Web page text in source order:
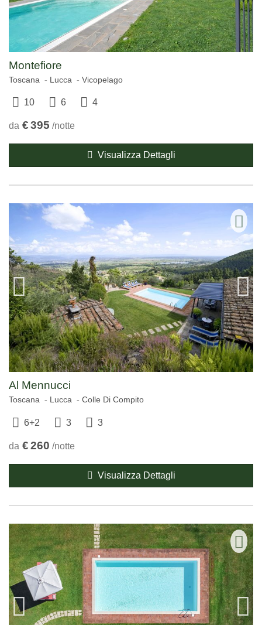
Montefiore
Toscana Lucca Vicopelago
10 6 4
da €395 /notte
Visualizza Dettagli
Al Mennucci
Toscana Lucca Colle Di Compito
6+2 3 3
da €260 /notte
Visualizza Dettagli